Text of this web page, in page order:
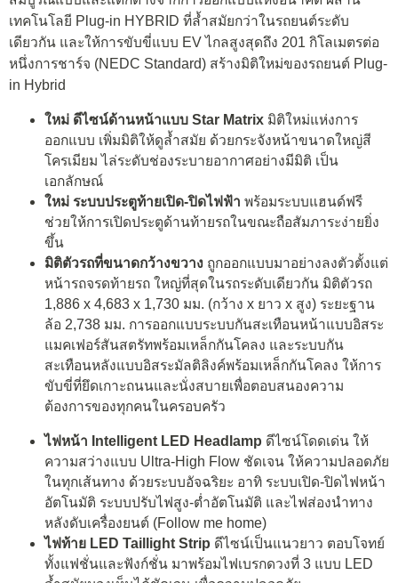
เทคโนโลยี Plug-in HYBRID ที่ล้ำสมัยกว่าในรถยนต์ระดับ
เดียวกัน และให้การขับขี่แบบ EV ไกลสูงสุดถึง 201 กิโลเมตรต่อ
หนึ่งการชาร์จ (NEDC Standard) สร้างมิติใหม่ของรถยนต์ Plug-
in Hybrid
ใหม่ ดีไซน์ด้านหน้าแบบ Star Matrix มิติใหม่แห่งการ
ออกแบบ เพิ่มมิติให้ดูล้ำสมัย ด้วยกระจังหน้าขนาดใหญ่สี
โครเมียม ไล่ระดับช่องระบายอากาศอย่างมีมิติ เป็น
เอกลักษณ์
ใหม่ ระบบประตูท้ายเปิด-ปิดไฟฟ้า พร้อมระบบแฮนด์ฟรี
ช่วยให้การเปิดประตูด้านท้ายรถในขณะถือสัมภาระง่ายยิ่ง
ขึ้น
มิติตัวรถที่ขนาดกว้างขวาง ถูกออกแบบมาอย่างลงตัวตั้งแต่
หน้ารถจรดท้ายรถ ใหญ่ที่สุดในรถระดับเดียวกัน มิติตัวรถ
1,886 x 4,683 x 1,730 มม. (กว้าง x ยาว x สูง) ระยะฐาน
ล้อ 2,738 มม. การออกแบบระบบกันสะเทือนหน้าแบบอิสระ
แมคเฟอร์สันสตรัทพร้อมเหล็กกันโคลง และระบบกัน
สะเทือนหลังแบบอิสระมัลติลิงค์พร้อมเหล็กกันโคลง ให้การ
ขับขี่ที่ยึดเกาะถนนและนั่งสบายเพื่อตอบสนองความ
ต้องการของทุกคนในครอบครัว
ไฟหน้า Intelligent LED Headlamp ดีไซน์โดดเด่น ให้
ความสว่างแบบ Ultra-High Flow ชัดเจน ให้ความปลอดภัย
ในทุกเส้นทาง ด้วยระบบอัจฉริยะ อาทิ ระบบเปิด-ปิดไฟหน้า
อัตโนมัติ ระบบปรับไฟสูง-ต่ำอัตโนมัติ และไฟส่องนำทาง
หลังดับเครื่องยนต์ (Follow me home)
ไฟท้าย LED Taillight Strip ดีไซน์เป็นแนวยาว ตอบโจทย์
ทั้งแฟชั่นและฟังก์ชั่น มาพร้อมไฟเบรกดวงที่ 3 แบบ LED